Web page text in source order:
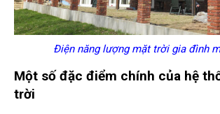
Điện năng lượng mặt trời gia đình
Một số đặc điểm chính của hệ
trời